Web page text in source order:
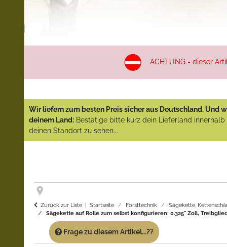
ACHTUNG - dieser
Wir liefern zum besten Preis sicher aus Deutschland. Und
deinem Land: Bestätige bitte kurz dein Lieferland
deinen Standort zu sehen...
Zurück zur Liste Startseite Forsttechnik Sägekette,
Sägekette auf Rolle zum selbst konfigurieren: 0.325" Zoll,
Frage zu diesem Artikel...??